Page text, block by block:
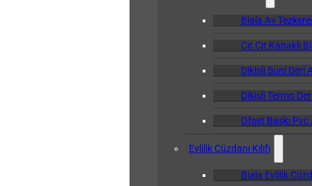
Biala Av
Çıt Çıt Kapaklı
Dikişli Suni Deri
Dikişli Termo
Ofset Baskı Pvc
Evlilik Cüzdanı Kılıfı
Biala Evlilik